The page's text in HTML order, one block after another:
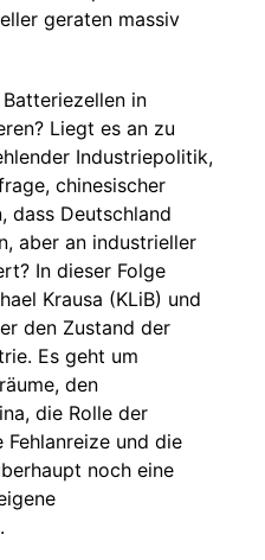
geraten massiv
in
Liegt es an zu
Industriepolitik,
chinesischer
dass Deutschland
aber an industrieller
In dieser Folge
Krausa (KLiB) und
den Zustand der
Es geht um
den
die Rolle der
und die
noch eine